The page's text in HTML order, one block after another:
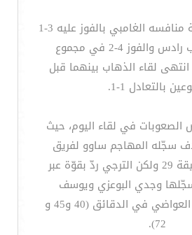
تخطّى الترجي عقبة منافسه الغامبي بالفوز عليه 3-1
اليوم على ملعب رادس والفوز 4-2 في مجموع
انتهى لقاء الذهاب بينهما قبل
بالتعادل 1-1.
في لقاء اليوم، حيث
سجّله المهاجم ساوو لفريق
بريكاما في الدقيقة 29 ولكن الترجي ردّ بقوّة عبر
وجدي البوعزي ويوسف
المساكني وكريم العواضي في الدقائق (40 و45 و
72).